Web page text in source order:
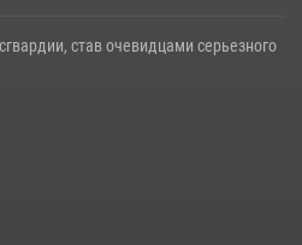
став очевидцами серьезного